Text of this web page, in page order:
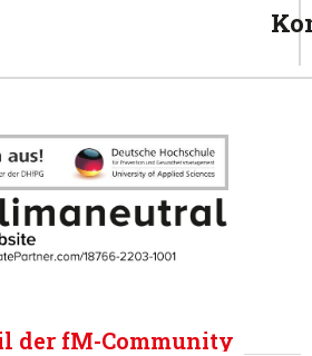
der fM-Community